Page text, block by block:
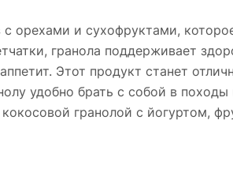
орехами и сухофруктами,
гранола поддерживает
Этот продукт станет
удобно брать с собой в
гранолой с йогуртом,